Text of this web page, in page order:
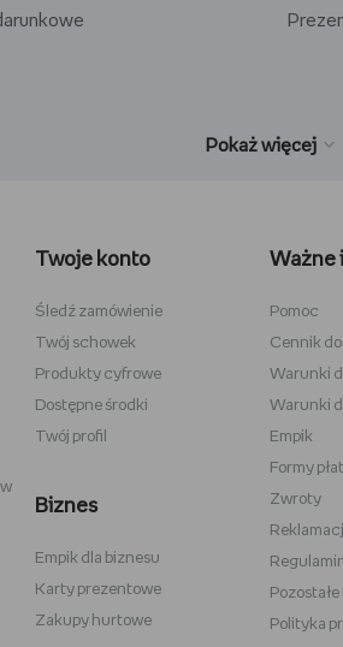
dzieci
do szkicowania
Star
Under
Twoje konto
Śledź zamówienie
Twój schowek
Produkty cyfrowe
Dostępne środki
Twój profil
Biznes
Empik dla biznesu
Karty prezentowe
Zakupy hurtowe
Ważne
Pomoc
Cennik
Warunki
Warunki
Empik
Formy
Zwroty
Polityka